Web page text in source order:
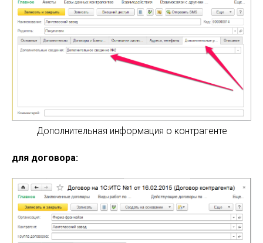
Дополнительная информация о контрагенте
для договора: